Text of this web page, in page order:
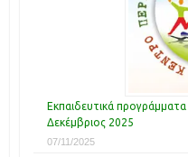
Εκπαιδευτικά
Δεκέμβριος 2025
07/11/2025